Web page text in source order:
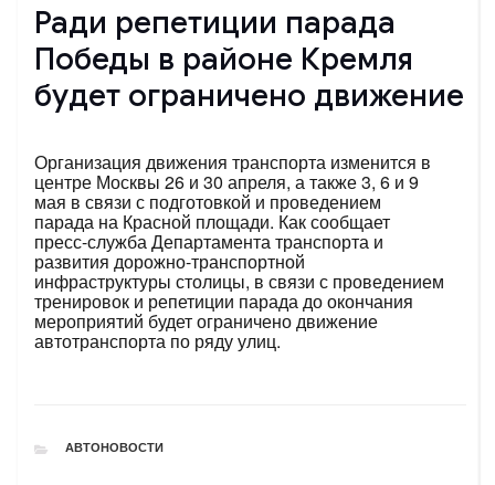
Ради репетиции парада
Победы в районе Кремля
будет ограничено движение
Организация движения транспорта изменится в
центре Москвы 26 и 30 апреля, а также 3, 6 и 9
мая в связи с подготовкой и проведением
парада на Красной площади. Как сообщает
пресс-служба Департамента транспорта и
развития дорожно-транспортной
инфраструктуры столицы, в связи с проведением
тренировок и репетиции парада до окончания
мероприятий будет ограничено движение
автотранспорта по ряду улиц.
РУБРИКИ
АВТОНОВОСТИ